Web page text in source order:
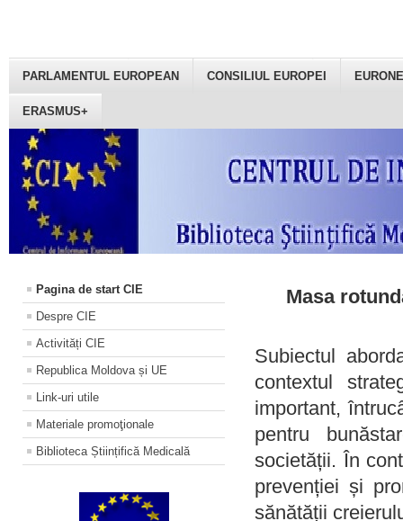
PARLAMENTUL EUROPEAN CONSILIUL EUROPEI
ERASMUS+
Pagina de start CIE
Despre CIE
Activități CIE
Republica Moldova și UE
Link-uri utile
Materiale promoţionale
Biblioteca Științifică Medicală
Masa
Subiectul
contextul
important,
pentru
societății. În
prevenției și
sănătății